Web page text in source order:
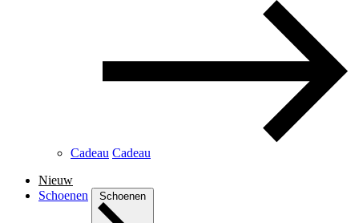
Cadeau Cadeau
Nieuw
Schoenen
Schoenen